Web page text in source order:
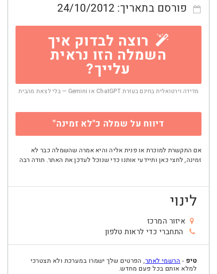
פורסם בתאריך: 24/10/2012
רוצה לבדוק איך
השמלה הזו נראית
עלייך?
מדידה וירטואלית בחינם בעזרת ChatGPT או Gemini — בלי לצאת מהבית
דיווח על שמלה כ"לא זמינה"
אם התקשרת למוכרת או פנית אליה והיא אמרה שהשמלה כבר לא
זמינה, לחצי כאן ותיידעי אותנו כדי שנוכל לעדכן את האתר. תודה רבה
לינוי
איזור המרכז
התחברי כדי לראות טלפון
טיפ - הרשמי לאתר, הפרטים שלך ישמרו במערכת ולא תצטרכי
למלא אותם בכל פעם מחדש.